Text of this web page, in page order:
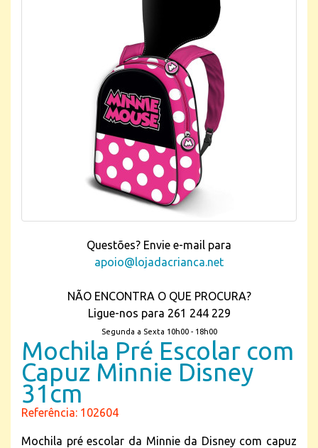
Questões? Envie e-mail para
apoio@lojadacrianca.net
NÃO ENCONTRA O QUE PROCURA?
Ligue-nos para 261 244 229
Segunda a Sexta 10h00 - 18h00
Mochila Pré Escolar com
Capuz Minnie Disney
31cm
Referência: 102604
Mochila pré escolar da Minnie da Disney com capuz